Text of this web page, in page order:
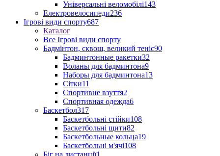
Універсальні веломобілі143
Електровелосипеди236
Ігрові види спорту687
Каталог
Все Ігрові види спорту
Бадмінтон, сквош, великий теніс90
Бадминтонные ракетки32
Воланы для бадминтона9
Наборы для бадминтона13
Сітки11
Спортивне взуття2
Спортивная одежда6
Баскетбол317
Баскетбольні стійки108
Баскетбольні щити82
Баскетбольные кольца19
Баскетбольні м'ячі108
Біг на дистанції1